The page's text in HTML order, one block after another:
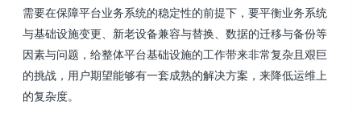
需要在保障平台业务系统的稳定性的前提下，要平衡业务系统
与基础设施变更、新老设备兼容与替换、数据的迁移与备份等
因素与问题，给整体平台基础设施的工作带来非常复杂且艰巨
的挑战，用户期望能够有一套成熟的解决方案，来降低运维上
的复杂度。